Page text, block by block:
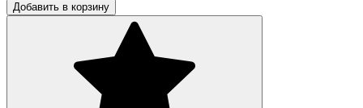
Добавить в корзину